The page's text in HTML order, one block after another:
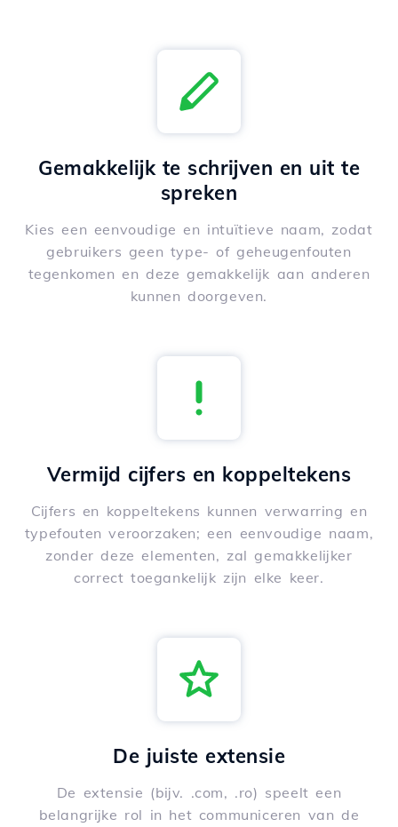
Gemakkelijk te schrijven en uit te
spreken
Kies een eenvoudige en intuïtieve naam, zodat
gebruikers geen type- of geheugenfouten
tegenkomen en deze gemakkelijk aan anderen
kunnen doorgeven.
Vermijd cijfers en koppeltekens
Cijfers en koppeltekens kunnen verwarring en
typefouten veroorzaken; een eenvoudige naam,
zonder deze elementen, zal gemakkelijker
correct toegankelijk zijn elke keer.
De juiste extensie
De extensie (bijv. .com, .ro) speelt een
belangrijke rol in het communiceren van de